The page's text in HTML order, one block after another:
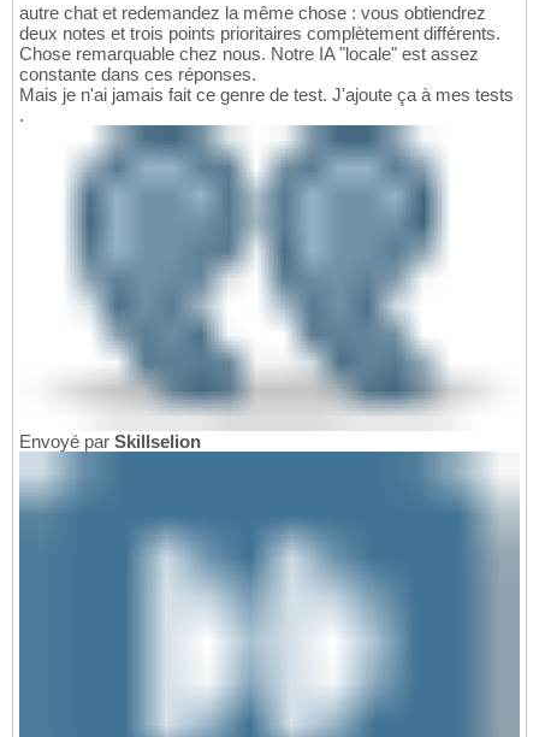
autre chat et redemandez la même chose : vous obtiendrez
deux notes et trois points prioritaires complètement différents.
Chose remarquable chez nous. Notre IA "locale" est assez
constante dans ces réponses.
Mais je n'ai jamais fait ce genre de test. J'ajoute ça à mes tests
.
Envoyé par Skillselion